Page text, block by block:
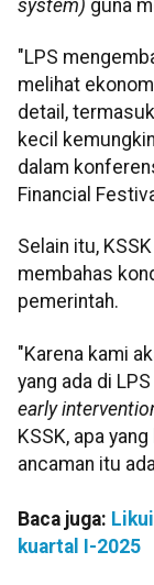
system) guna
"LPS
melihat
detail,
kecil
dalam
Financial
Selain itu,
membahas
pemerintah.
"Karena kami
yang ada di
early
KSSK, apa
ancaman itu
Baca juga:
kuartal I-2025